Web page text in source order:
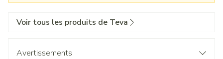
Voir tous les produits de Teva
Avertissements